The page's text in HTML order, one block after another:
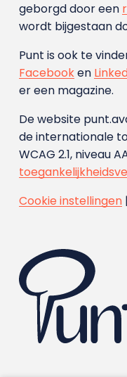
geborgd door een
wordt bijgestaan
Punt is ook te
Facebooken
er een magazine.
De website
de internationale
WCAG 2.1, niveau
Cookie instellingen|